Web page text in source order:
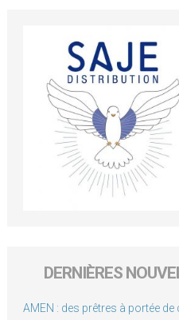
DERNIÈRES
AMEN : des prêtres à portée de